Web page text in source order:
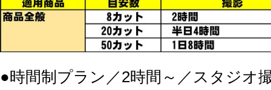
●時間制プラン／2時間～／スタジオ